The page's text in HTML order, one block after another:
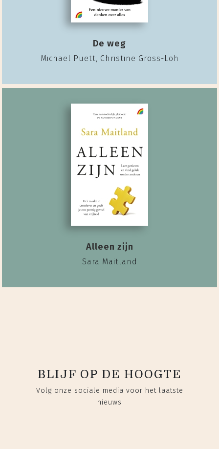
De weg
Michael Puett, Christine Gross-Loh
Alleen zijn
Sara Maitland
BLIJF OP DE HOOGTE
Volg onze sociale media voor het laatste
nieuws